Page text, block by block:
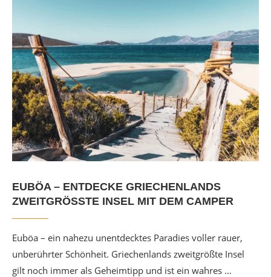
EUBÖA – ENTDECKE GRIECHENLANDS
ZWEITGRÖSSTE INSEL MIT DEM CAMPER
Euböa – ein nahezu unentdecktes Paradies voller rauer,
unberührter Schönheit. Griechenlands zweitgrößte Insel
gilt noch immer als Geheimtipp und ist ein wahres …